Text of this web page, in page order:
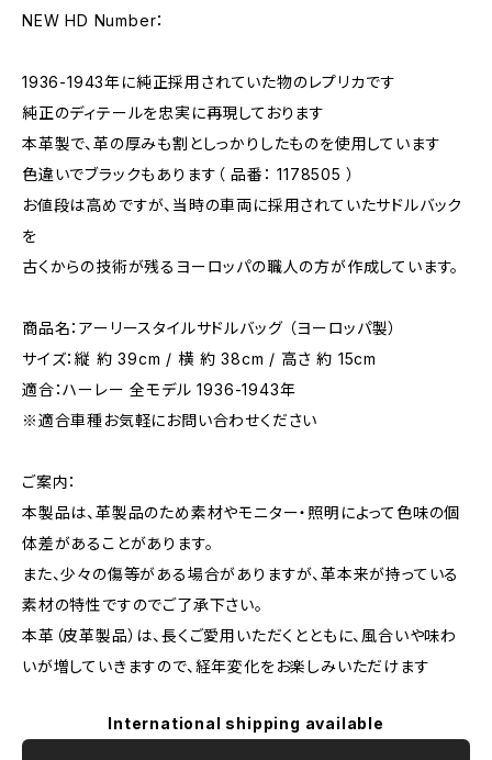
NEW HD Number：
1936-1943年に純正採用されていた物のレプリカです
純正のディテールを忠実に再現しております
本革製で、革の厚みも割としっかりしたものを使用しています
色違いでブラックもあります（ 品番： 1178505 ）
お値段は高めですが、当時の車両に採用されていたサドルバック
を
古くからの技術が残るヨーロッパの職人の方が作成しています。
商品名：アーリースタイルサドルバッグ （ヨーロッパ製）
サイズ：縦 約 39cm / 横 約 38cm / 高さ 約 15cm
適合：ハーレー 全モデル 1936-1943年
※適合車種お気軽にお問い合わせください
ご案内：
本製品は、革製品のため素材やモニター・照明によって色味の個
体差があることがあります。
また、少々の傷等がある場合がありますが、革本来が持っている
素材の特性ですのでご了承下さい。
本革（皮革製品）は、長くご愛用いただくとともに、風合いや味わ
いが増していきますので、経年変化をお楽しみいただけます
International shipping available